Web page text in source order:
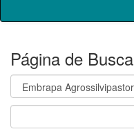
Página de Busca